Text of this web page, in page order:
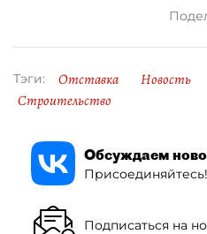
Тэги: Отставка Новость
Строительство
Обсуждаем
Присоединяйтесь!
Подписаться на